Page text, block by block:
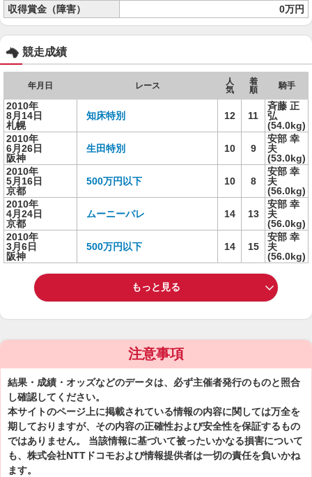
収得賞金（障害）
0万円
競走成績
年月日 レース
人
気
着
順
騎手
2010年
8月14日
札幌
知床特別 12 11
斉藤 正
弘
(54.0kg)
2010年
6月26日
阪神
生田特別 10 9
安部 幸
夫
(53.0kg)
2010年
5月16日
京都
500万円以下 10 8
安部 幸
夫
(56.0kg)
2010年
4月24日
京都
ムーニーバレ 14 13
安部 幸
夫
(56.0kg)
2010年
3月6日
阪神
500万円以下 14 15
安部 幸
夫
(56.0kg)
もっと見る
注意事項
結果・成績・オッズなどのデータは、必ず主催者発行のものと照合
し確認してください。
本サイトのページ上に掲載されている情報の内容に関しては万全を
期しておりますが、その内容の正確性および安全性を保証するもの
ではありません。 当該情報に基づいて被ったいかなる損害について
も、株式会社NTTドコモおよび情報提供者は一切の責任を負いかね
ます。